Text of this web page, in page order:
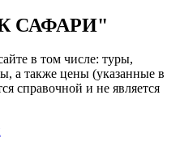
САФАРИ"
в том числе: туры,
а также цены (указанные в
справочной и не является